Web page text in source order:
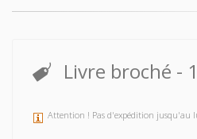
Livre broché -
Attention ! Pas d'expédition jusqu'au